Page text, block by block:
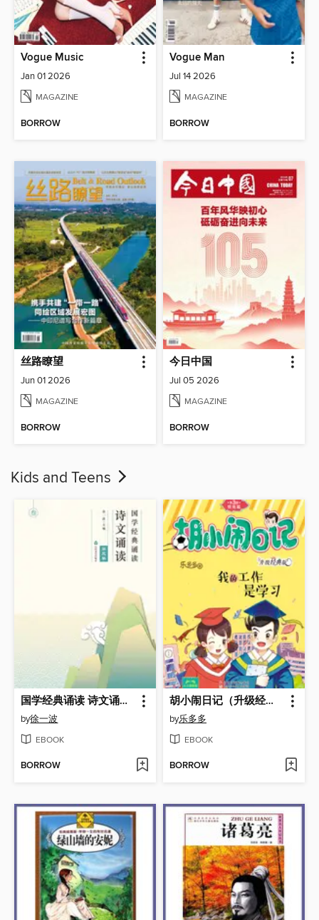
Vogue Music
Jan 01 2026
MAGAZINE
BORROW
Vogue Man
Jul 14 2026
MAGAZINE
BORROW
丝路瞭望
Jun 01 2026
MAGAZINE
BORROW
今日中国
Jul 05 2026
MAGAZINE
BORROW
Kids and Teens
国学经典诵读 诗文诵读（第三卷）
by徐一波
EBOOK
BORROW
胡小闹日记（升级经典版）·情商篇
by乐多多
EBOOK
BORROW